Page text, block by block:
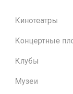
Кинотеатры
Концертные
Клубы
Музеи